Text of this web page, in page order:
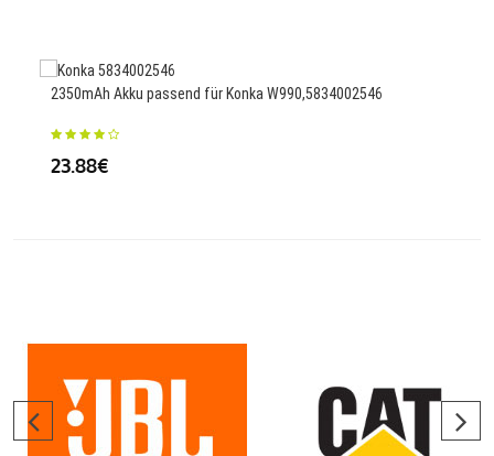
2350mAh Akku passend für Konka W990,5834002546
23.88€